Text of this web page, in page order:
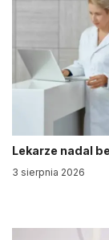
Lekarze nadal
3 sierpnia 2026